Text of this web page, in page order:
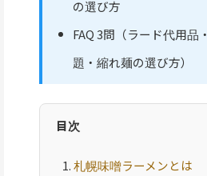
の選び方
FAQ 3問（ラード代用品・
題・縮れ麺の選び方）
目次
札幌味噌ラーメンとは